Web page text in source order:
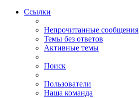
Ссылки
Непрочитанные сообщения
Темы без ответов
Активные темы
Поиск
Пользователи
Наша команда